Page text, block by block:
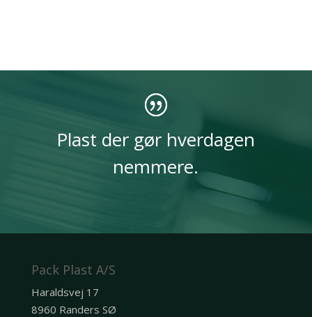
Plast der gør hverdagen
nemmere.
Pack Plast A/S
Haraldsvej 17
8960 Randers SØ